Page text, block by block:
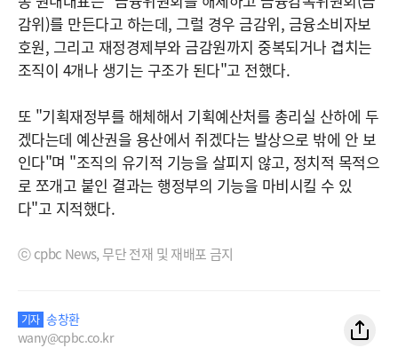
감위)를 만든다고 하는데, 그럴 경우 금감위, 금융소비자보
호원, 그리고 재정경제부와 금감원까지 중복되거나 겹치는
조직이 4개나 생기는 구조가 된다"고 전했다.
또 "기획재정부를 해체해서 기획예산처를 총리실 산하에 두
겠다는데 예산권을 용산에서 쥐겠다는 발상으로 밖에 안 보
인다"며 "조직의 유기적 기능을 살피지 않고, 정치적 목적으
로 쪼개고 붙인 결과는 행정부의 기능을 마비시킬 수 있
다"고 지적했다.
ⓒ cpbc News, 무단 전재 및 재배포 금지
기자 송창환
wany@cpbc.co.kr